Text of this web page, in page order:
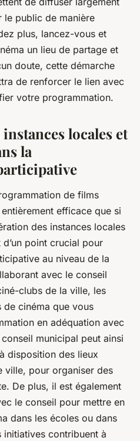
le public de manière
plus, lancez-vous et
un lieu de partage et
doute, cette démarche
de renforcer le lien avec
votre programmation.
locales et
la
de films
efficace que si
des instances locales
point crucial pour
au niveau de la
avec le conseil
clubs de la ville, les
de cinéma que vous
en adéquation avec
municipal peut ainsi
disposition des lieux
ville, pour organiser des
De plus, il est également
le conseil pour mettre en
dans les écoles ou dans
contribuent à